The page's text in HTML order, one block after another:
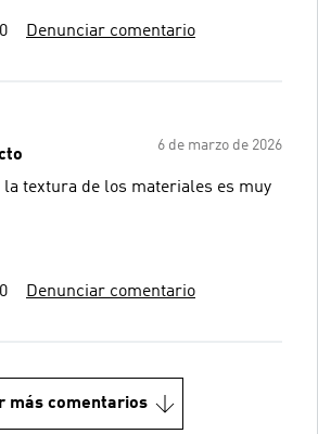
0 Denunciar comentario
6 de marzo de 2026
la textura de los materiales es muy
0 Denunciar comentario
más comentarios